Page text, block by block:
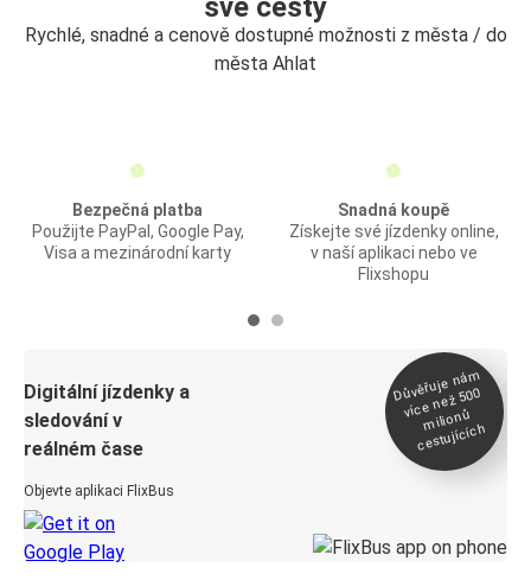
své cesty
Rychlé, snadné a cenově dostupné možnosti z města / do
města Ahlat
Bezpečná platba
Použijte PayPal, Google Pay,
Visa a mezinárodní karty
Snadná koupě
Získejte své jízdenky online,
v naší aplikaci nebo ve
Flixshopu
Digitální jízdenky a
sledování v
reálném čase
Objevte aplikaci FlixBus
Důvěřuje ná
m
více než 500
milionů
cestujících